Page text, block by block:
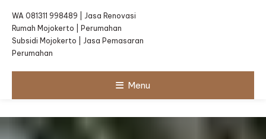
WA 081311 998489 | Jasa Renovasi
Rumah Mojokerto | Perumahan
Subsidi Mojokerto | Jasa Pemasaran
Perumahan
Menu